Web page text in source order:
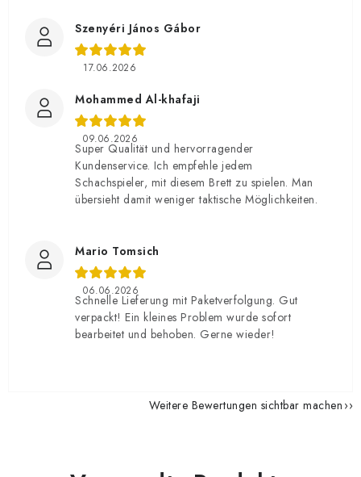
Szenyéri János Gábor
17.06.2026
Mohammed Al-khafaji
09.06.2026
Super Qualität und hervorragender
Kundenservice. Ich empfehle jedem
Schachspieler, mit diesem Brett zu spielen. Man
übersieht damit weniger taktische Möglichkeiten.
Mario Tomsich
06.06.2026
Schnelle Lieferung mit Paketverfolgung. Gut
verpackt! Ein kleines Problem wurde sofort
bearbeitet und behoben. Gerne wieder!
Weitere Bewertungen sichtbar machen